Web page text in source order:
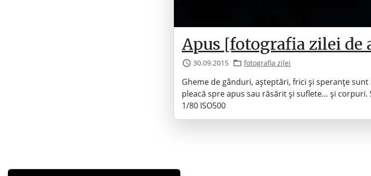
Apus [fotografia zilei de
30.09.2015 fotografia zilei
Gheme de gânduri, așteptări, frici și speranțe
pleacă spre apus sau răsărit și suflete… și corpuri.
1/80 ISO500